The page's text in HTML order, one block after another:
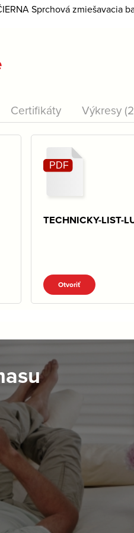
Sprchová zmiešavacia
Certifikáty Výkresy
TECHNICKY-LIST-
Otvoriť